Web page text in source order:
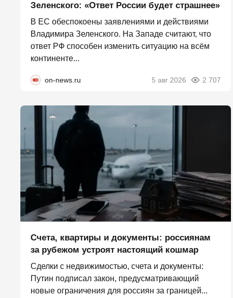
Зеленского: «Ответ России будет страшнее»
В ЕС обеспокоены заявлениями и действиями
Владимира Зеленского. На Западе считают, что
ответ РФ способен изменить ситуацию на всём
континенте...
on-news.ru 5 авг 2026 2 707
Счета, квартиры и документы: россиянам
за рубежом устроят настоящий кошмар
Сделки с недвижимостью, счета и документы:
Путин подписал закон, предусматривающий
новые ограничения для россиян за границей...